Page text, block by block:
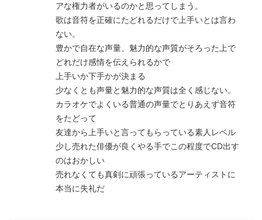
アな権力者がいるのかと思ってしまう。
歌は音符を正確にたどれるだけで上手いとは言わ
ない。
豊かで自在な声量、魅力的な声質がそろった上で
どれだけ感情を伝えられるかで
上手いか下手かが決まる
少なくとも声量と魅力的な声質は全く感じない。
カラオケでよくいる普通の声量でとりあえず音符
をたどって
友達から上手いと言ってもらっている素人レベル
少し売れた俳優が良くやる手でこの程度でCD出す
のはおかしい
売れなくても真剣に頑張っているアーティストに
本当に失礼だ